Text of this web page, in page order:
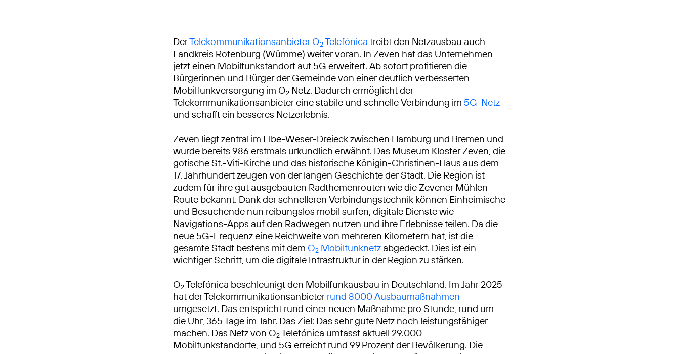
DerTelekommunikationsanbieter O2Telefónica treibt den Netzausbau auch
Landkreis Rotenburg (Wümme) weiter voran. In Zeven hat das Unternehmen
jetzt einen Mobilfunkstandort auf 5G erweitert. Ab sofort profitieren die
Bürgerinnen und Bürger der Gemeinde von einer deutlich verbesserten
Mobilfunkversorgung im O2 Netz. Dadurch ermöglicht der
Telekommunikationsanbieter eine stabile und schnelle Verbindung im 5G-Netz
und schafft ein besseres Netzerlebnis.
Zeven liegt zentral im Elbe-Weser-Dreieck zwischen Hamburg und Bremen und
wurde bereits 986 erstmals urkundlich erwähnt. Das Museum Kloster Zeven, die
gotische St.-Viti-Kirche und das historische Königin-Christinen-Haus aus dem
17. Jahrhundert zeugen von der langen Geschichte der Stadt. Die Region ist
zudem für ihre gut ausgebauten Radthemenrouten wie die Zevener Mühlen-
Route bekannt. Dank der schnelleren Verbindungstechnik können Einheimische
und Besuchende nun reibungslos mobil surfen, digitale Dienste wie
Navigations-Apps auf den Radwegen nutzen und ihre Erlebnisse teilen. Da die
neue 5G-Frequenz eine Reichweite von mehreren Kilometern hat, ist die
gesamte Stadt bestens mit dem O2 Mobilfunknetz abgedeckt. Dies ist ein
wichtiger Schritt, um die digitale Infrastruktur in der Region zu stärken.
O2Telefónica beschleunigt den Mobilfunkausbau in Deutschland. Im Jahr 2025
hat der Telekommunikationsanbieterrund 8000 Ausbaumaßnahmen
umgesetzt. Das entspricht rund einer neuen Maßnahme pro Stunde, rund um
die Uhr, 365 Tage im Jahr. Das Ziel: Das sehr gute Netz noch leistungsfähiger
machen. Das Netz von O2Telefónica umfasst aktuell 29.000
Mobilfunkstandorte, und 5G erreicht rund 99 Prozent der Bevölkerung. Die